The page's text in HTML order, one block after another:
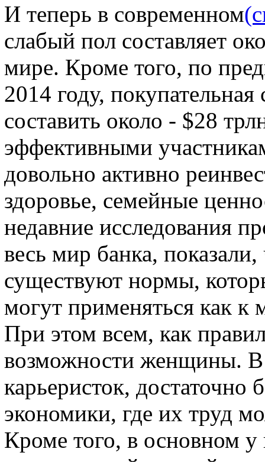
И теперь в современном
слабый пол составляет
мире. Кроме того, по
2014 году,
составить около - $28
эффективными
довольно активно
здоровье, семейные
недавние исследования
весь мир банка, показали,
существуют нормы,
могут применяться как
При этом всем, как
возможности женщины.
карьеристок,
экономики, где их труд
Кроме того, в основном у